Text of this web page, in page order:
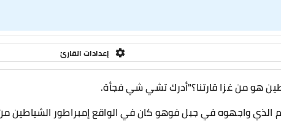
إعدادات القارئ
هو من غزا قارتنا؟"أدرك تشي شي فجأة.
الذي واجهوه في جبل فوهو كان في الواقع إمبراطور الشياطين